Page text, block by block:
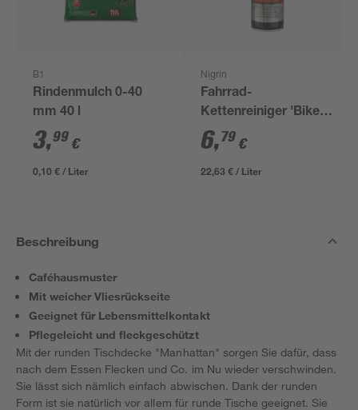
B1
Rindenmulch 0-40
mm 40 l
3,99 €
0,10 € / Liter
Nigrin
Fahrrad-
Kettenreiniger 'Bike
Line' 300 ml
6,79 €
22,63 € / Liter
Beschreibung
Caféhausmuster
Mit weicher Vliesrückseite
Geeignet für Lebensmittelkontakt
Pflegeleicht und fleckgeschützt
Mit der runden Tischdecke "Manhattan" sorgen Sie dafür, dass
nach dem Essen Flecken und Co. im Nu wieder verschwinden.
Sie lässt sich nämlich einfach abwischen. Dank der runden
Form ist sie natürlich vor allem für runde Tische geeignet. Sie